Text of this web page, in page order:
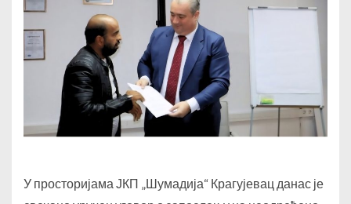
У просторијама ЈКП „Шумадија“ Крагујевац данас је